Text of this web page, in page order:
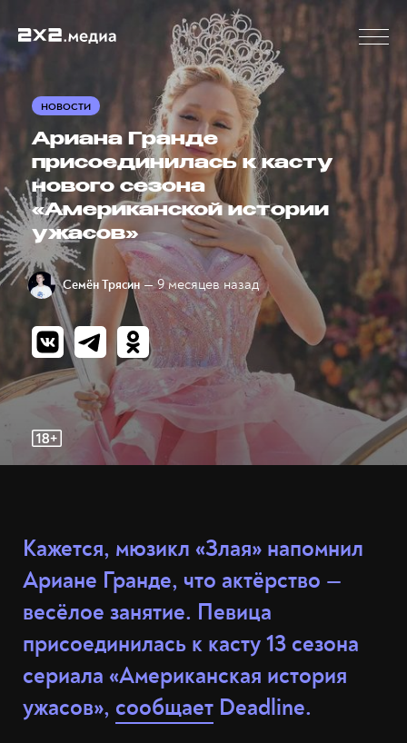
НОВОСТИ
Ариана Гранде
присоединилась к касту
нового сезона
«Американской истории
ужасов»
Семён Трясин — 9 месяцев назад
Кажется, мюзикл «Злая» напомнил
Ариане Гранде, что актёрство —
весёлое занятие. Певица
присоединилась к касту 13 сезона
сериала «Американская история
ужасов», сообщает Deadline.